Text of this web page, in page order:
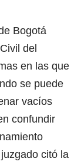
Bogotá
del
en las que
se puede
vacíos
confundir
citó la